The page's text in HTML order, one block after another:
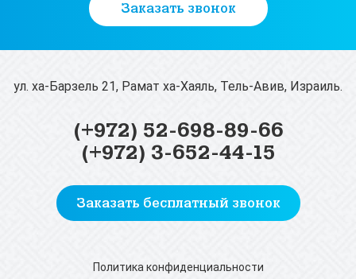
Заказать звонок
(+972) 52-698-89-66
(+972) 3-652-44-15
Заказать бесплатный звонок
ул. ха-Барзель 21, Рамат ха-Хаяль, Тель-Авив, Израиль.
Политика конфиденциальности